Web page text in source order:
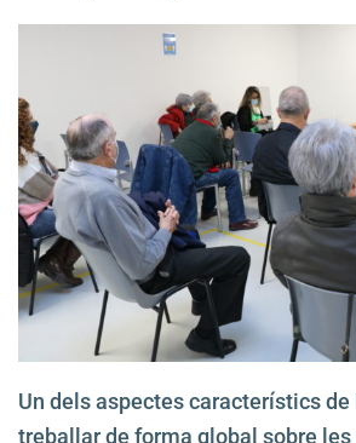
Un dels aspectes característics de
treballar de forma global sobre les